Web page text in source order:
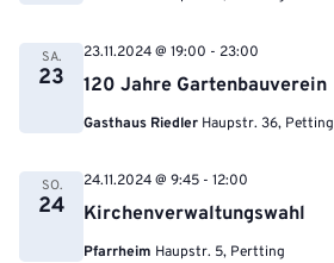
SA.
23 120 Jahre Gartenbauverein
23.11.2024 @ 19:00 - 23:00
Gasthaus Riedler Haupstr. 36, Petting
SO.
24 Kirchenverwaltungswahl
24.11.2024 @ 9:45 - 12:00
Pfarrheim Haupstr. 5, Pertting